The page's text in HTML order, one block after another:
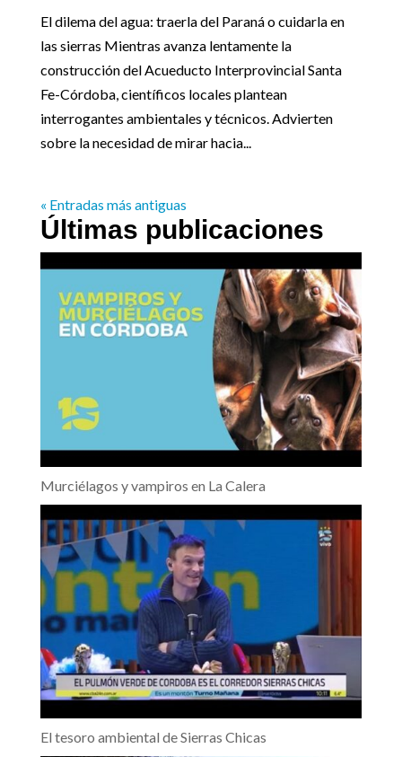
El dilema del agua: traerla del Paraná o cuidarla en
las sierras Mientras avanza lentamente la
construcción del Acueducto Interprovincial Santa
Fe-Córdoba, científicos locales plantean
interrogantes ambientales y técnicos. Advierten
sobre la necesidad de mirar hacia...
« Entradas más antiguas
Últimas publicaciones
Murciélagos y vampiros en La Calera
El tesoro ambiental de Sierras Chicas